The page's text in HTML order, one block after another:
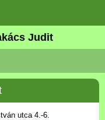
Judit
utca 4.-6.